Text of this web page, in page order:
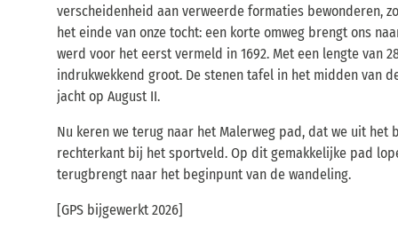
verscheidenheid aan verweerde formaties bewonderen,
het einde van onze tocht: een korte omweg brengt ons
werd voor het eerst vermeld in 1692. Met een lengte van
indrukwekkend groot. De stenen tafel in het midden van
jacht op August II.
Nu keren we terug naar het Malerweg pad, dat we uit
rechterkant bij het sportveld. Op dit gemakkelijke pad
terugbrengt naar het beginpunt van de wandeling.
[GPS bijgewerkt 2026]